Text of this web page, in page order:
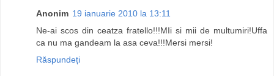
Anonim 19 ianuarie 2010 la 13:11
Ne-ai scos din ceatza fratello!!!MIi si mii de multumiri!Uffa
ca nu ma gandeam la asa ceva!!!Mersi mersi!
Răspundeți